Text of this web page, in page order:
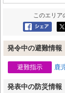
このエリア
発令中の避難情報
避難指示 鹿
発表中の防災情報